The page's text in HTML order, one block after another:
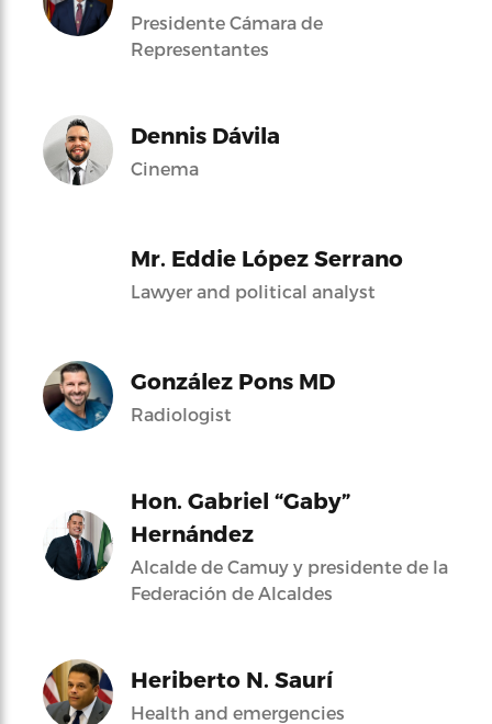
Presidente Cámara de
Representantes
Dennis Dávila
Cinema
Mr. Eddie López Serrano
Lawyer and political analyst
González Pons MD
Radiologist
Hon. Gabriel “Gaby”
Hernández
Alcalde de Camuy y presidente de la
Federación de Alcaldes
Heriberto N. Saurí
Health and emergencies